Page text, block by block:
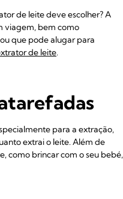
de leite deve escolher? A
viagem, bem como
que pode alugar para
de leite.
para a extração,
extrai o leite. Além de
como brincar com o seu bebé,